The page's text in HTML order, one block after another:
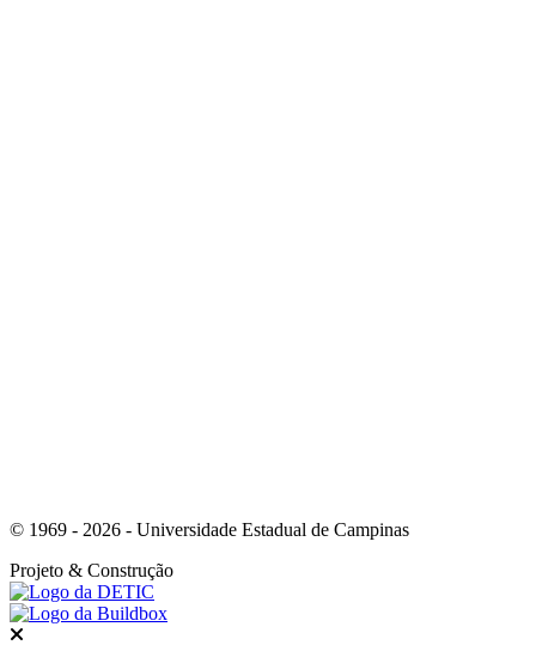
© 1969 - 2026 - Universidade Estadual de Campinas
Projeto & Construção